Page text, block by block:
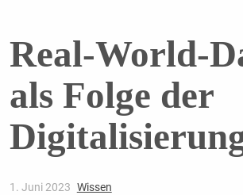
Real-World-
als Folge der
1. Juni 2023 Wissen